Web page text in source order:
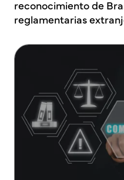
reconocimiento de
reglamentarias